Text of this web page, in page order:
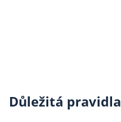
Důležitá pravidla